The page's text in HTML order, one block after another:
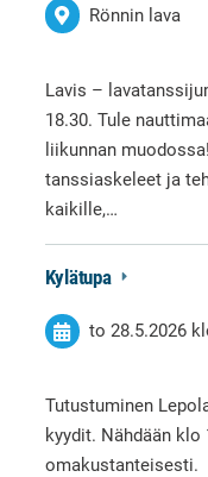
Rönnin lava
Lavis –
18.30. Tule
liikunnan
tanssiaskeleet ja
kaikille,…
Kylätupa
to 28.5.2026
Tutustuminen
kyydit. Nähdään
omakustanteisesti.